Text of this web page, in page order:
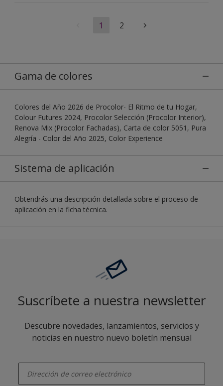
1 2
Gama de colores
Colores del Año 2026 de Procolor- El Ritmo de tu Hogar,
Colour Futures 2024, Procolor Selección (Procolor Interior),
Renova Mix (Procolor Fachadas), Carta de color 5051, Pura
Alegría - Color del Año 2025, Color Experience
Sistema de aplicación
Obtendrás una descripción detallada sobre el proceso de
aplicación en la ficha técnica.
Suscríbete a nuestra newsletter
Descubre novedades, lanzamientos, servicios y
noticias en nuestro nuevo boletín mensual